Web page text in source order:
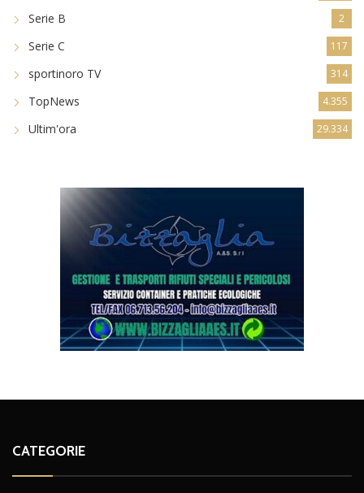
Serie B 2
Serie C 117
sportinoro TV 314
TopNews 4.355
Ultim'ora 29.334
CATEGORIE